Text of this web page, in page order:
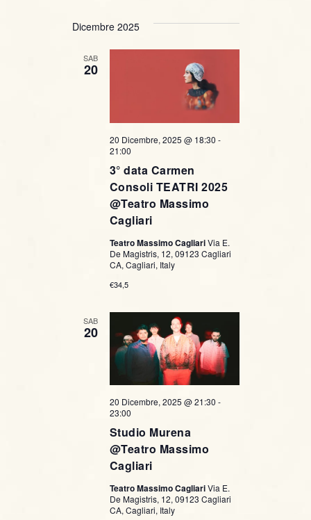
n
t
i
i
c
e
a
e
v
s
e
C
e
n
V
N
g
e
S
A
eDicembre 2025
SAB
20
3° data Carmen
Consoli TEATRI 2025
@Teatro Massimo
Cagliari
20 Dicembre, 2025 @ 18:30 -
21:00
Teatro Massimo CagliariVia E.
De Magistris, 12, 09123 Cagliari
CA, Cagliari, Italy
€34,5
SAB
20
Studio Murena
@Teatro Massimo
Cagliari
20 Dicembre, 2025 @ 21:30 -
23:00
Teatro Massimo CagliariVia E.
De Magistris, 12, 09123 Cagliari
CA, Cagliari, Italy